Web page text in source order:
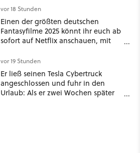
vor 18 Stunden
Einen der größten deutschen
Fantasyfilme 2025 könnt ihr euch ab
sofort auf Netflix anschauen, mit
vor 19 Stunden
Er ließ seinen Tesla Cybertruck
angeschlossen und fuhr in den
Urlaub: Als er zwei Wochen später